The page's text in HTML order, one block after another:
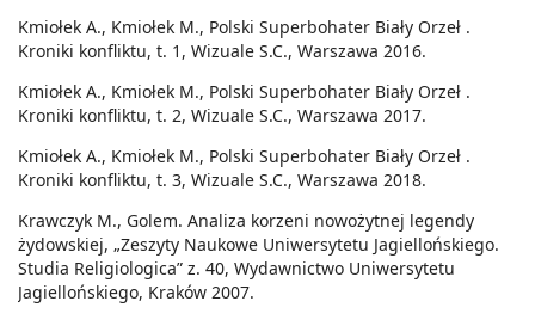
Kmiołek A., Kmiołek M., Polski Superbohater Biały Orzeł .
Kroniki konfliktu, t. 1, Wizuale S.C., Warszawa 2016.
Kmiołek A., Kmiołek M., Polski Superbohater Biały Orzeł .
Kroniki konfliktu, t. 2, Wizuale S.C., Warszawa 2017.
Kmiołek A., Kmiołek M., Polski Superbohater Biały Orzeł .
Kroniki konfliktu, t. 3, Wizuale S.C., Warszawa 2018.
Krawczyk M., Golem. Analiza korzeni nowożytnej legendy
żydowskiej, „Zeszyty Naukowe Uniwersytetu Jagiellońskiego.
Studia Religiologica” z. 40, Wydawnictwo Uniwersytetu
Jagiellońskiego, Kraków 2007.